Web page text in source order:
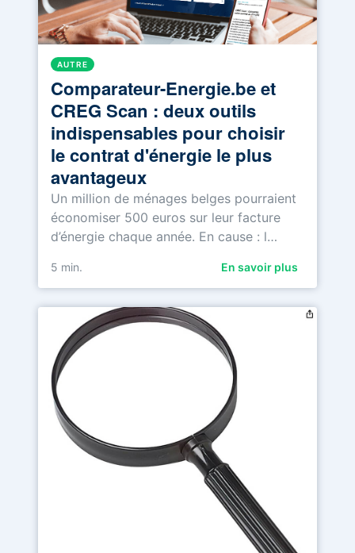
AUTRE
Comparateur-Energie.be et
CREG Scan : deux outils
indispensables pour choisir
le contrat d'énergie le plus
avantageux
Un million de ménages belges pourraient
économiser 500 euros sur leur facture
d’énergie chaque année. En cause : l…
5 min. En savoir plus